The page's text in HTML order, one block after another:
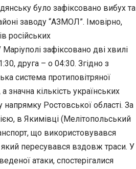
було зафіксовано вибух та
заводу “АЗМОЛ”. Імовірно,
російських
зафіксовано дві хвилі
друга – о 04:30. Згідно з
система протиповітряної
кількість українських
напрямку Ростовської області. За
в Якимівці (Мелітопольський
що використовувався
пересувався вздовж траси. У
атаки, спостерігалися